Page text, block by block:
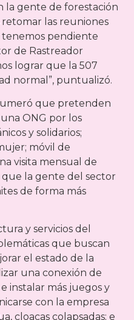
la gente de forestación
las reuniones
tenemos pendiente
de Rastreador
lograr que la 507
normal”, puntualizó.
que pretenden
ONG por los
y solidarios;
móvil de
visita mensual de
que la gente del sector
de forma más
y servicios del
que buscan
el estado de la
una conexión de
instalar más juegos y
con la empresa
cloacas colapsadas; e